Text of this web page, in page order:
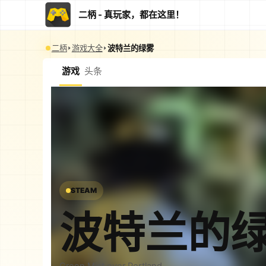
二柄 - 真玩家，都在这里！
二柄 游戏大全 波特兰的绿雾
游戏 头条
STEAM
波特兰的